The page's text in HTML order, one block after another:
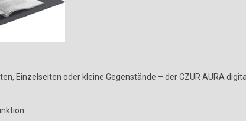
Einzelseiten oder kleine Gegenstände – der CZUR AURA